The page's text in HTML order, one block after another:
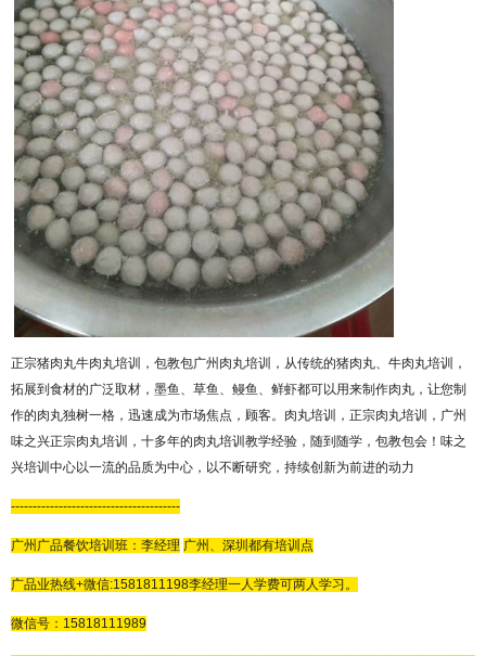
正宗猪肉丸牛肉丸培训，包教包广州肉丸培训，从传统的猪肉丸、牛肉丸培训，
拓展到食材的广泛取材，墨鱼、草鱼、鳗鱼、鲜虾都可以用来制作肉丸，让您制
作的肉丸独树一格，迅速成为市场焦点，顾客。肉丸培训，正宗肉丸培训，广州
味之兴正宗肉丸培训，十多年的肉丸培训教学经验，随到随学，包教包会！味之
兴培训中心以一流的品质为中心，以不断研究，持续创新为前进的动力
---------------------------------------
广州广品餐饮培训班：李经理 广州、深圳都有培训点
广品业热线+微信:1581811198李经理一人学费可两人学习。
微信号： 15818111989